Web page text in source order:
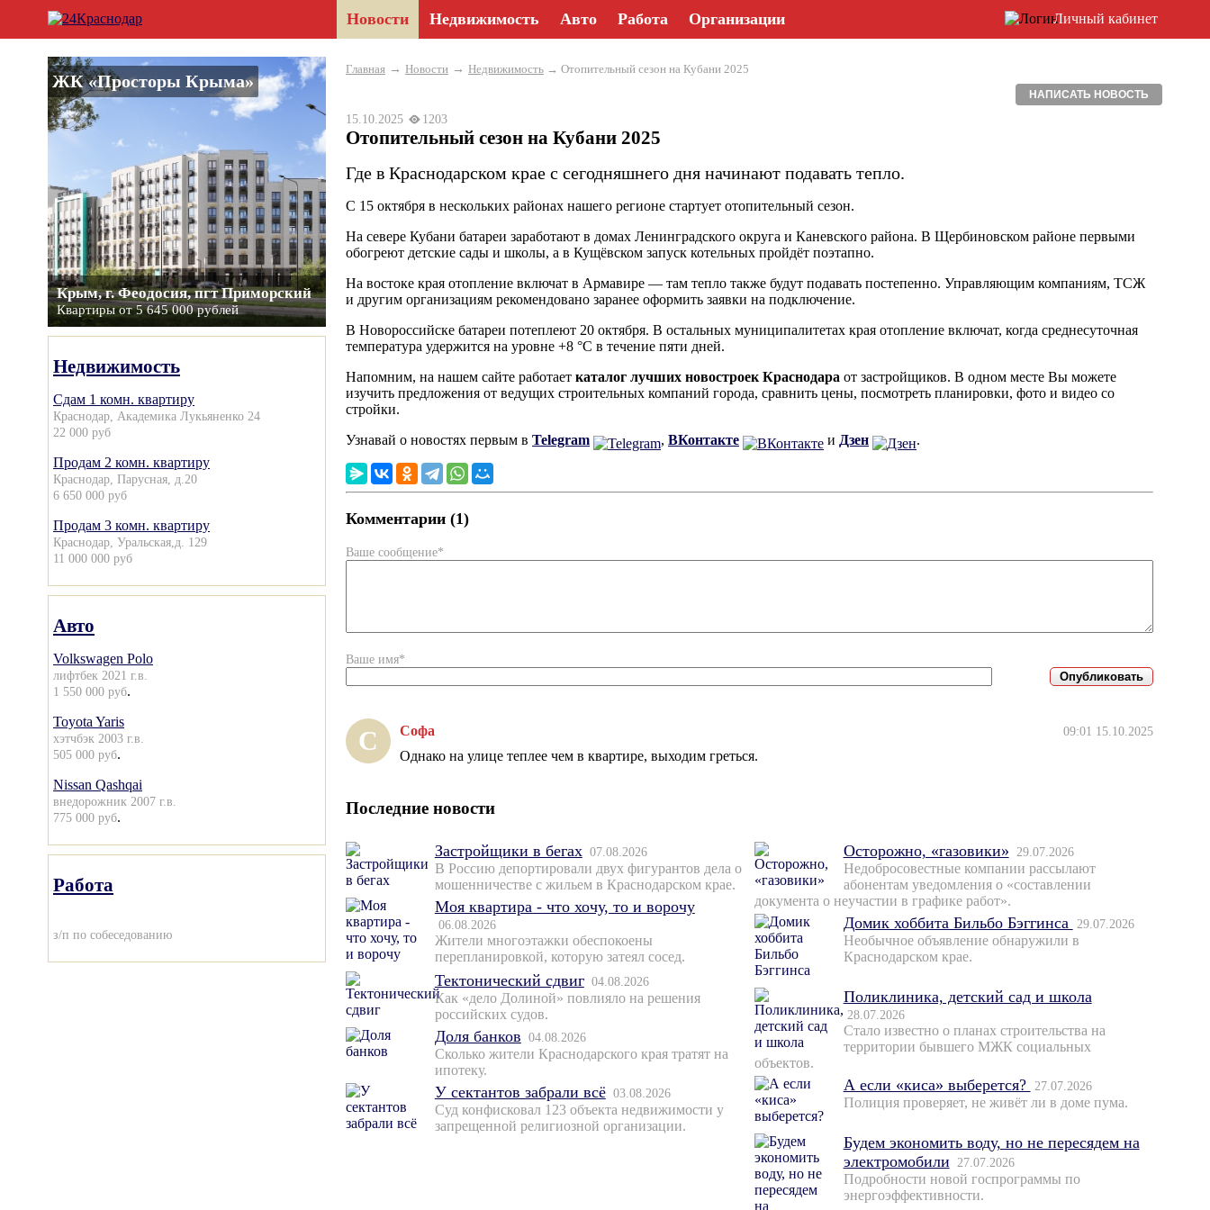
Новости Недвижимость Авто Работа Организации Личный кабинет
ЖК «Просторы Крыма»
Крым, г. Феодосия, пгт Приморский
Квартиры от 5 645 000 рублей
Недвижимость
Сдам 1 комн. квартиру
Краснодар, Академика Лукьяненко 24
22 000 руб
Продам 2 комн. квартиру
Краснодар, Парусная, д.20
6 650 000 руб
Продам 3 комн. квартиру
Краснодар, Уральская,д. 129
11 000 000 руб
Авто
Volkswagen Polo
лифтбек 2021 г.в.
1 550 000 руб.
Toyota Yaris
хэтчбэк 2003 г.в.
505 000 руб.
Nissan Qashqai
внедорожник 2007 г.в.
775 000 руб.
Работа
з/п по собеседованию
Главная → Новости → Недвижимость → Отопительный сезон на Кубани 2025
НАПИСАТЬ НОВОСТЬ
15.10.2025 1203
Отопительный сезон на Кубани 2025
Где в Краснодарском крае с сегодняшнего дня начинают подавать тепло.
С 15 октября в нескольких районах нашего регионе стартует отопительный сезон.
На севере Кубани батареи заработают в домах Ленинградского округа и Каневского района. В Щербиновском районе первыми
обогреют детские сады и школы, а в Кущёвском запуск котельных пройдёт поэтапно.
На востоке края отопление включат в Армавире — там тепло также будут подавать постепенно. Управляющим компаниям, ТСЖ
и другим организациям рекомендовано заранее оформить заявки на подключение.
В Новороссийске батареи потеплеют 20 октября. В остальных муниципалитетах края отопление включат, когда среднесуточная
температура удержится на уровне +8 °C в течение пяти дней.
Напомним, на нашем сайте работает каталог лучших новостроек Краснодара от застройщиков. В одном месте Вы можете
изучить предложения от ведущих строительных компаний города, сравнить цены, посмотреть планировки, фото и видео со
стройки.
Узнавай о новостях первым в Telegram , ВКонтакте и Дзен .
Комментарии (1)
Ваше сообщение*
Ваше имя*
С Софа 09:01 15.10.2025
Однако на улице теплее чем в квартире, выходим греться.
Последние новости
Застройщики в бегах 07.08.2026
В Россию депортировали двух фигурантов дела о
мошенничестве с жильем в Краснодарском крае.
Моя квартира - что хочу, то и ворочу
06.08.2026
Жители многоэтажки обеспокоены
перепланировкой, которую затеял сосед.
Тектонический сдвиг 04.08.2026
Как «дело Долиной» повлияло на решения
российских судов.
Доля банков 04.08.2026
Сколько жители Краснодарского края тратят на
ипотеку.
У сектантов забрали всё 03.08.2026
Суд конфисковал 123 объекта недвижимости у
запрещенной религиозной организации.
Осторожно, «газовики» 29.07.2026
Недобросовестные компании рассылают
абонентам уведомления о «составлении
документа о неучастии в графике работ».
Домик хоббита Бильбо Бэггинса 29.07.2026
Необычное объявление обнаружили в
Краснодарском крае.
Поликлиника, детский сад и школа
28.07.2026
Стало известно о планах строительства на
территории бывшего МЖК социальных
объектов.
А если «киса» выберется? 27.07.2026
Полиция проверяет, не живёт ли в доме пума.
Будем экономить воду, но не пересядем на
электромобили
27.07.2026
Подробности новой госпрограммы по
энергоэффективности.